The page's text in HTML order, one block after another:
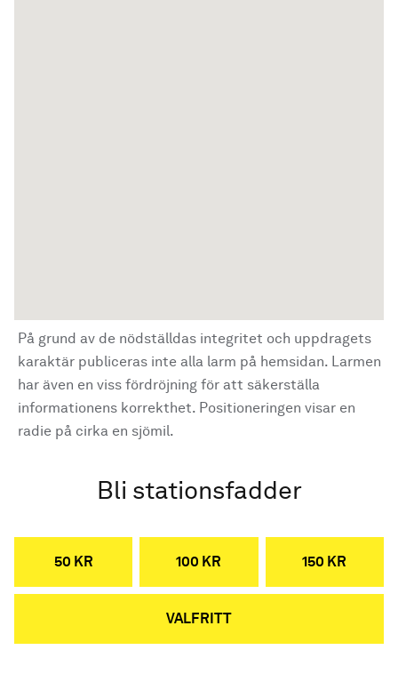
På grund av de nödställdas integritet och uppdragets
karaktär publiceras inte alla larm på hemsidan. Larmen
har även en viss fördröjning för att säkerställa
informationens korrekthet. Positioneringen visar en
radie på cirka en sjömil.
Bli stationsfadder
50 KR 100 KR 150 KR
VALFRITT